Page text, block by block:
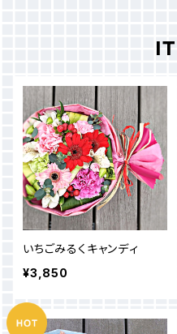
いちごみるくキャンディ
¥3,850